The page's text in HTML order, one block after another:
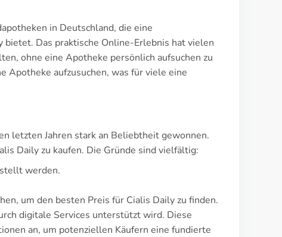
in Deutschland, die eine
Das praktische Online-Erlebnis hat vielen
ohne eine Apotheke persönlich aufsuchen zu
Apotheke aufzusuchen, was für viele eine
letzten Jahren stark an Beliebtheit gewonnen.
Daily zu kaufen. Die Gründe sind vielfältig:
werden.
um den besten Preis für Cialis Daily zu finden.
digitale Services unterstützt wird. Diese
an, um potenziellen Käufern eine fundierte